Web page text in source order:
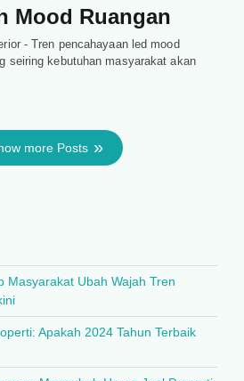
Mood Ruangan
- Tren pencahayaan led mood
seiring kebutuhan masyarakat akan
more Posts
Masyarakat Ubah Wajah Tren
Apakah 2024 Tahun Terbaik